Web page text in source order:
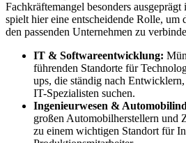
Fachkräftemangel besonders
spielt hier eine entscheidende Rolle, um
den passenden Unternehmen zu
IT & Softwareentwicklung:
führenden Standorte für
ups, die ständig nach
IT-Spezialisten suchen.
Ingenieurwesen &
großen Automobilherstellern und
zu einem wichtigen Standort für